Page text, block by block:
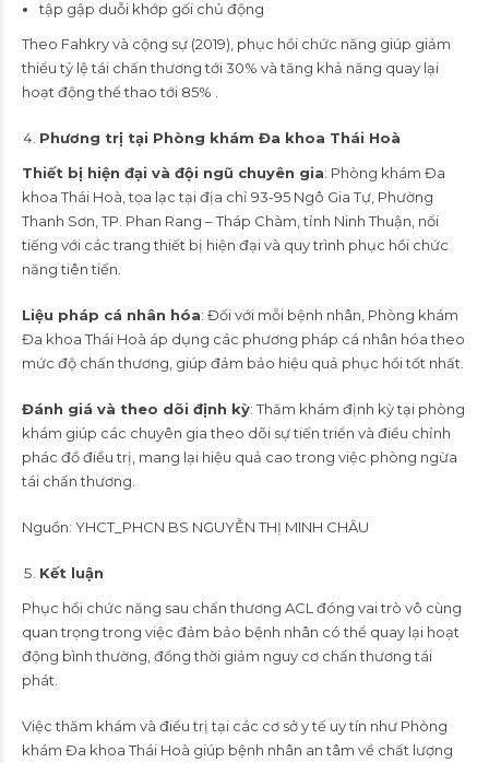
tập gập duỗi khớp gối chủ động
Theo Fahkry và cộng sự (2019), phục hồi chức năng giúp giảm
thiểu tỷ lệ tái chấn thương tới 30% và tăng khả năng quay lại
hoạt động thể thao tới 85% .
Phương trị tại Phòng khám Đa khoa Thái Hoà
Thiết bị hiện đại và đội ngũ chuyên gia: Phòng khám Đa
khoa Thái Hoà, tọa lạc tại địa chỉ 93-95 Ngô Gia Tự, Phường
Thanh Sơn, TP. Phan Rang – Tháp Chàm, tỉnh Ninh Thuận, nổi
tiếng với các trang thiết bị hiện đại và quy trình phục hồi chức
năng tiên tiến.
Liệu pháp cá nhân hóa: Đối với mỗi bệnh nhân, Phòng khám
Đa khoa Thái Hoà áp dụng các phương pháp cá nhân hóa theo
mức độ chấn thương, giúp đảm bảo hiệu quả phục hồi tốt nhất.
Đánh giá và theo dõi định kỳ: Thăm khám định kỳ tại phòng
khám giúp các chuyên gia theo dõi sự tiến triển và điều chỉnh
phác đồ điều trị, mang lại hiệu quả cao trong việc phòng ngừa
tái chấn thương.
Nguồn: YHCT_PHCN BS NGUYỄN THỊ MINH CHÂU
Kết luận
Phục hồi chức năng sau chấn thương ACL đóng vai trò vô cùng
quan trọng trong việc đảm bảo bệnh nhân có thể quay lại hoạt
động bình thường, đồng thời giảm nguy cơ chấn thương tái
phát.
Việc thăm khám và điều trị tại các cơ sở y tế uy tín như Phòng
khám Đa khoa Thái Hoà giúp bệnh nhân an tâm về chất lượng